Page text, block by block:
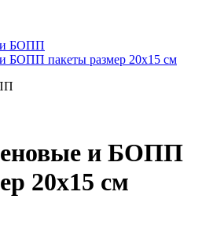
и БОПП
БОПП пакеты размер 20x15 см
и БОПП
20x15 см